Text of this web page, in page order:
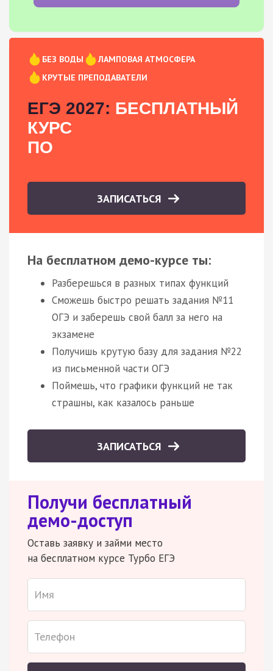
БЕЗ ВОДЫ
ЛАМПОВАЯ АТМОСФЕРА
КРУТЫЕ ПРЕПОДАВАТЕЛИ
ЕГЭ 2027: БЕСПЛАТНЫЙ
КУРС
ПО
ЗАПИСАТЬСЯ
На бесплатном демо-курсе ты:
Разберешься в разных типах функций
Сможешь быстро решать задания №11
ОГЭ и заберешь свой балл за него на
экзамене
Получишь крутую базу для задания №22
из письменной части ОГЭ
Поймешь, что графики функций не так
страшны, как казалось раньше
ЗАПИСАТЬСЯ
Получи бесплатный
демо-доступ
Оставь заявку и займи место
на бесплатном курсе Турбо ЕГЭ